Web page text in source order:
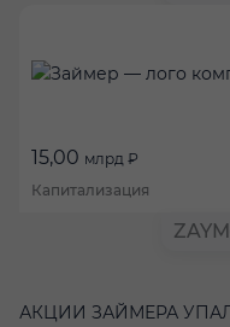
15,00 млрд ₽
Капитализация
ZAYM
АКЦИИ ЗАЙМЕРА